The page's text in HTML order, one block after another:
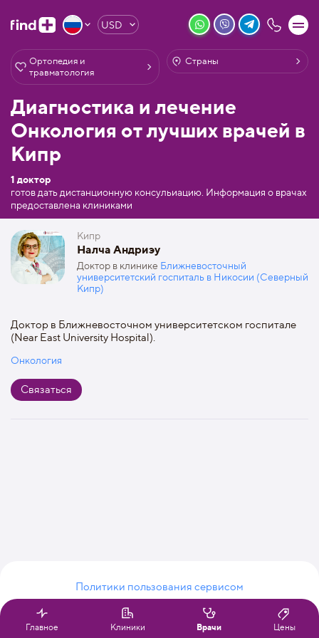
USD
Ортопедия и
травматология
Страны
Главное Клиники Врачи Цены
Диагностика и лечение
Онкология от лучших врачей в
Кипр
1 доктор
готов дать дистанционную консульиацию. Информация о врачах
предоставлена клиниками
Кипр
Налча Андриэу
Доктор в клинике Ближневосточный
университетский госпиталь в Никосии (Северный
Кипр)
Доктор в Ближневосточном университетском госпитале
(Near East University Hospital).
Онкология
Связаться
Политики пользования сервисом
© FindHospital, 2026